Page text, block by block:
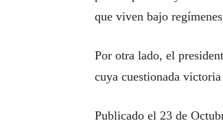
que viven bajo
Por otra lado, el
cuya cuestionada
Publicado el 23 de